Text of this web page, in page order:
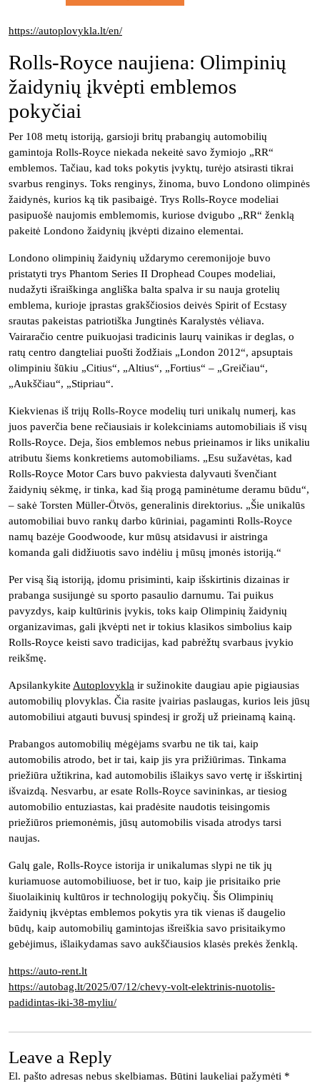
https://autoplovykla.lt/en/
Rolls-Royce naujiena: Olimpinių
žaidynių įkvėpti emblemos
pokyčiai
Per 108 metų istoriją, garsioji britų prabangių automobilių
gamintoja Rolls-Royce niekada nekeitė savo žymiojo „RR“
emblemos. Tačiau, kad toks pokytis įvyktų, turėjo atsirasti tikrai
svarbus renginys. Toks renginys, žinoma, buvo Londono olimpinės
žaidynės, kurios ką tik pasibaigė. Trys Rolls-Royce modeliai
pasipuošė naujomis emblemomis, kuriose dvigubo „RR“ ženklą
pakeitė Londono žaidynių įkvėpti dizaino elementai.
Londono olimpinių žaidynių uždarymo ceremonijoje buvo
pristatyti trys Phantom Series II Drophead Coupes modeliai,
nudažyti išraiškinga angliška balta spalva ir su nauja grotelių
emblema, kurioje įprastas grakščiosios deivės Spirit of Ecstasy
srautas pakeistas patriotiška Jungtinės Karalystės vėliava.
Vairaračio centre puikuojasi tradicinis laurų vainikas ir deglas, o
ratų centro dangteliai puošti žodžiais „London 2012“, apsuptais
olimpiniu šūkiu „Citius“, „Altius“, „Fortius“ – „Greičiau“,
„Aukščiau“, „Stipriau“.
Kiekvienas iš trijų Rolls-Royce modelių turi unikalų numerį, kas
juos paverčia bene rečiausiais ir kolekciniams automobiliais iš visų
Rolls-Royce. Deja, šios emblemos nebus prieinamos ir liks unikaliu
atributu šiems konkretiems automobiliams. „Esu sužavėtas, kad
Rolls-Royce Motor Cars buvo pakviesta dalyvauti švenčiant
žaidynių sėkmę, ir tinka, kad šią progą paminėtume deramu būdu“,
– sakė Torsten Müller-Ötvös, generalinis direktorius. „Šie unikalūs
automobiliai buvo rankų darbo kūriniai, pagaminti Rolls-Royce
namų bazėje Goodwoode, kur mūsų atsidavusi ir aistringa
komanda gali didžiuotis savo indėliu į mūsų įmonės istoriją.“
Per visą šią istoriją, įdomu prisiminti, kaip išskirtinis dizainas ir
prabanga susijungė su sporto pasaulio darnumu. Tai puikus
pavyzdys, kaip kultūrinis įvykis, toks kaip Olimpinių žaidynių
organizavimas, gali įkvėpti net ir tokius klasikos simbolius kaip
Rolls-Royce keisti savo tradicijas, kad pabrėžtų svarbaus įvykio
reikšmę.
Apsilankykite Autoplovykla ir sužinokite daugiau apie pigiausias
automobilių plovyklas. Čia rasite įvairias paslaugas, kurios leis jūsų
automobiliui atgauti buvusį spindesį ir grožį už prieinamą kainą.
Prabangos automobilių mėgėjams svarbu ne tik tai, kaip
automobilis atrodo, bet ir tai, kaip jis yra prižiūrimas. Tinkama
priežiūra užtikrina, kad automobilis išlaikys savo vertę ir išskirtinį
išvaizdą. Nesvarbu, ar esate Rolls-Royce savininkas, ar tiesiog
automobilio entuziastas, kai pradėsite naudotis teisingomis
priežiūros priemonėmis, jūsų automobilis visada atrodys tarsi
naujas.
Galų gale, Rolls-Royce istorija ir unikalumas slypi ne tik jų
kuriamuose automobiliuose, bet ir tuo, kaip jie prisitaiko prie
šiuolaikinių kultūros ir technologijų pokyčių. Šis Olimpinių
žaidynių įkvėptas emblemos pokytis yra tik vienas iš daugelio
būdų, kaip automobilių gamintojas išreiškia savo prisitaikymo
gebėjimus, išlaikydamas savo aukščiausios klasės prekės ženklą.
https://auto-rent.lt
https://autobag.lt/2025/07/12/chevy-volt-elektrinis-nuotolis-
padidintas-iki-38-myliu/
Leave a Reply
El. pašto adresas nebus skelbiamas. Būtini laukeliai pažymėti *